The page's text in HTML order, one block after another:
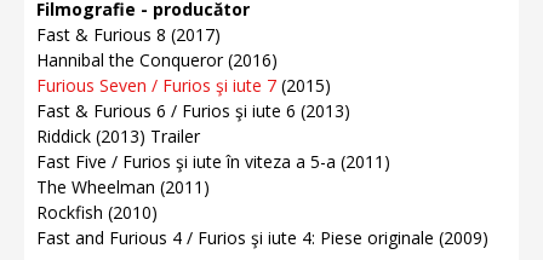
Filmografie - producător
Fast & Furious 8 (2017)
Hannibal the Conqueror (2016)
Furious Seven / Furios şi iute 7 (2015)
Fast & Furious 6 / Furios şi iute 6 (2013)
Riddick (2013) Trailer
Fast Five / Furios şi iute în viteza a 5-a (2011)
The Wheelman (2011)
Rockfish (2010)
Fast and Furious 4 / Furios şi iute 4: Piese originale (2009)